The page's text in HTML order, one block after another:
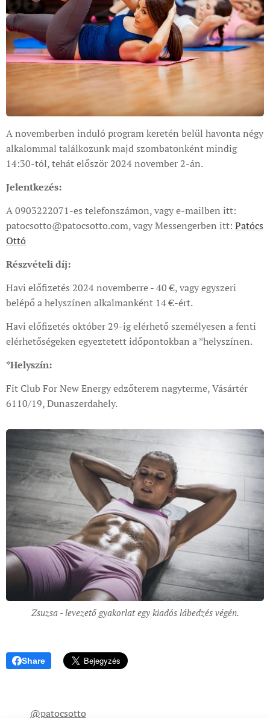
A novemberben induló program keretén belül havonta négy
alkalommal találkozunk majd szombatonként mindig
14:30-tól, tehát először 2024 november 2-án.
Jelentkezés:
A 0903222071-es telefonszámon, vagy e-mailben itt:
patocsotto@patocsotto.com, vagy Messengerben itt: Patócs
Ottó
Részvételi díj:
Havi előfizetés 2024 novemberre - 40 €, vagy egyszeri
belépő a helyszínen alkalmanként 14 €-ért.
Havi előfizetés október 29-ig elérhető személyesen a fenti
elérhetőségeken egyeztetett időpontokban a *helyszínen.
*Helyszín:
Fit Club For New Energy edzőterem nagyterme, Vásártér
6110/19, Dunaszerdahely.
Zsuzsa - levezető gyakorlat egy kiadós lábedzés végén.
Share
@patocsotto